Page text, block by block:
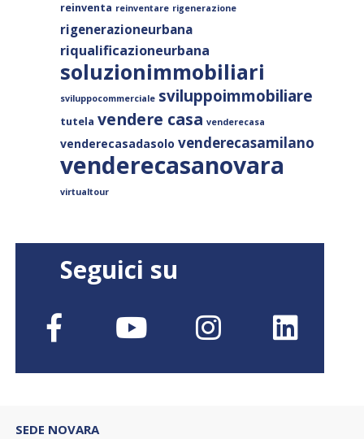
reinventa reinventare rigenerazione
rigenerazioneurbana
riqualificazioneurbana
soluzionimmobiliari
sviluppocommerciale sviluppoimmobiliare
tutela vendere casa venderecasa
venderecasadasolo venderecasamilano
venderecasanovara
virtualtour
Seguici su
SEDE NOVARA